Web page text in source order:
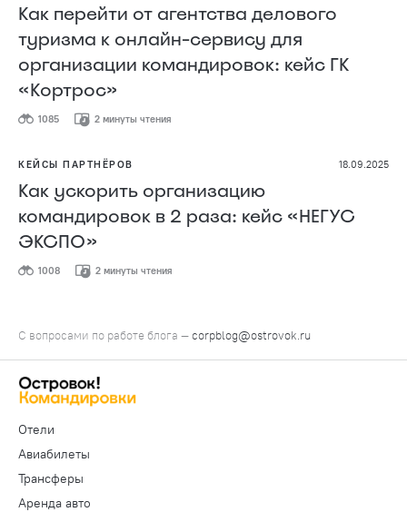
Как перейти от агентства делового
туризма к онлайн-сервису для
организации командировок: кейс ГК
«Кортрос»
1085 2 минуты чтения
КЕЙСЫ ПАРТНЁРОВ 18.09.2025
Как ускорить организацию
командировок в 2 раза: кейс «НЕГУС
ЭКСПО»
1008 2 минуты чтения
Отели
Авиабилеты
Трансферы
Аренда авто
С вопросами по работе блога —corpblog@ostrovok.ru